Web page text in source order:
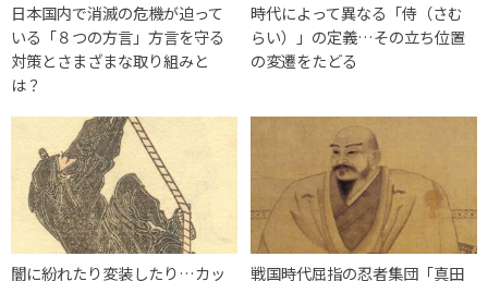
日本国内で消滅の危機が迫って
いる「８つの方言」方言を守る
対策とさまざまな取り組みと
は？
時代によって異なる「侍（さむ
らい）」の定義…その立ち位置
の変遷をたどる
闇に紛れたり変装したり…カッ
戦国時代屈指の忍者集団「真田